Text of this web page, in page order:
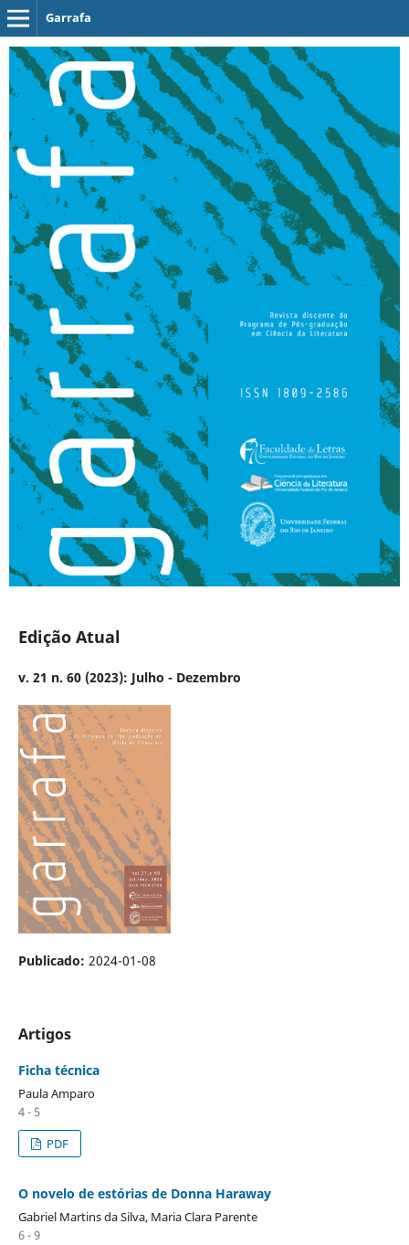
Garrafa
Edição Atual
v. 21 n. 60 (2023): Julho - Dezembro
Publicado: 2024-01-08
Artigos
Ficha técnica
Paula Amparo
4 - 5
PDF
O novelo de estórias de Donna Haraway
Gabriel Martins da Silva, Maria Clara Parente
6 - 9